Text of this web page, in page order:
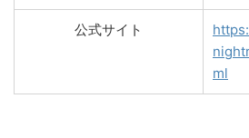
公式サイト
ml